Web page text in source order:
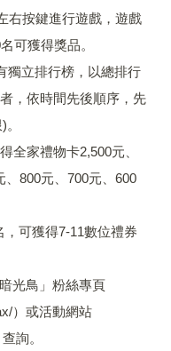
右按鍵進行遊戲，遊戲
可獲得獎品。
獨立排行榜，以總排行
，依時間先後順序，先
全家禮物卡2,500元、
、800元、700元、600
，可獲得7-11數位禮券
光鳥」粉絲專頁
）或活動網站
詢。